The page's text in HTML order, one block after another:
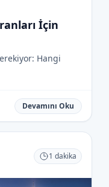
İçin
Hangi
Devamını Oku
1 dakika